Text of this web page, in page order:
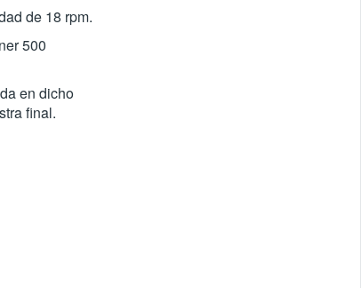
de 18 rpm.
500
en dicho
final.